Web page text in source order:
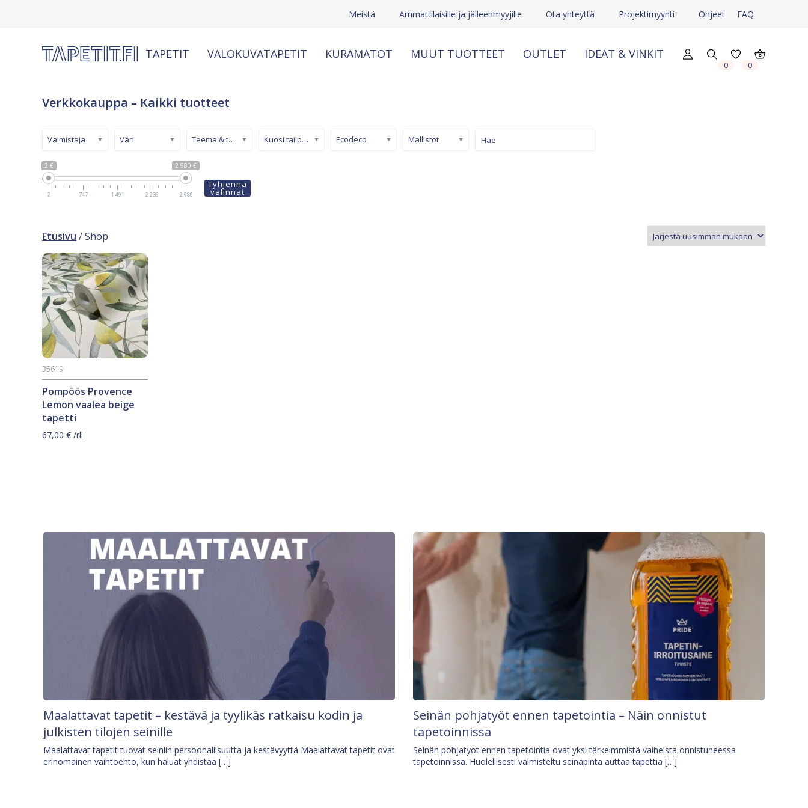
Meistä Ammattilaisille ja jälleenmyyjille Ota yhteyttä Projektimyynti Ohjeet FAQ
TAPETIT VALOKUVATAPETIT KURAMATOT MUUT TUOTTEET OUTLET IDEAT & VINKIT
0 0
Verkkokauppa – Kaikki tuotteet
2 € 2 980 €
2 747 1 491 2 236 2 980
Valmistaja Väri Teema & tyyli Kuosi tai pinta Ecodeco Mallistot
Tyhjennä
valinnat
Etusivu / Shop
Pompöös Provence
Lemon vaalea beige
tapetti
35619
67,00 € /rll
Maalattavat tapetit – kestävä ja tyylikäs ratkaisu kodin ja
julkisten tilojen seinille
Maalattavat tapetit tuovat seiniin persoonallisuutta ja kestävyyttä Maalattavat tapetit ovat
erinomainen vaihtoehto, kun haluat yhdistää […]
Seinän pohjatyöt ennen tapetointia – Näin onnistut
tapetoinnissa
Seinän pohjatyöt ennen tapetointia ovat yksi tärkeimmistä vaiheista onnistuneessa
tapetoinnissa. Huolellisesti valmisteltu seinäpinta auttaa tapettia […]